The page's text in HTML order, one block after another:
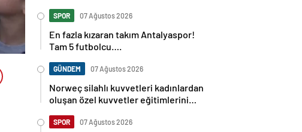
SPOR 07 Ağustos 2026
En fazla kızaran takım Antalyaspor!
Tam 5 futbolcu….
GÜNDEM 07 Ağustos 2026
Norweç silahlı kuvvetleri kadınlardan
oluşan özel kuvvetler eğitimlerini
SPOR 07 Ağustos 2026